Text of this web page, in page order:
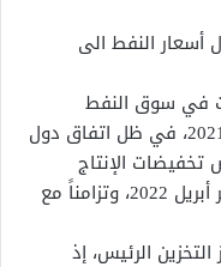
النفط الى
في سوق النفط
العالمي خلال الفترة المتبقية من عام 2021، في ظل اتفاق دول
الإنتاج
بإضافة 400 ألف ب/ي شهرياً حتى شهر أبريل 2022، وتزامناً مع
الرئيس، إذ